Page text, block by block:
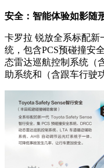
安全：智能体验如影随
卡罗拉 锐放全系标配新
统，包含PCS预碰撞安
态雷达巡航控制系统（
助系统和（含跟车行驶